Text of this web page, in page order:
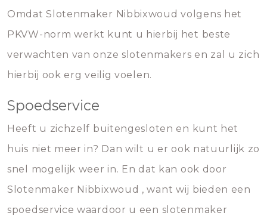
Omdat Slotenmaker Nibbixwoud volgens het
PKVW-norm werkt kunt u hierbij het beste
verwachten van onze slotenmakers en zal u zich
hierbij ook erg veilig voelen.
Spoedservice
Heeft u zichzelf buitengesloten en kunt het
huis niet meer in? Dan wilt u er ook natuurlijk zo
snel mogelijk weer in. En dat kan ook door
Slotenmaker Nibbixwoud , want wij bieden een
spoedservice waardoor u een slotenmaker